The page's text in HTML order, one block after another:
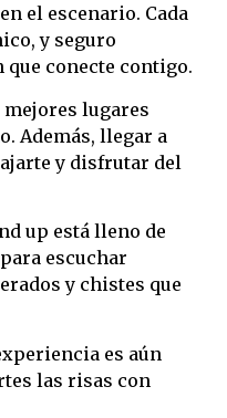
el escenario. Cada
y seguro
conecte contigo.
mejores lugares
Además, llegar a
y disfrutar del
up está lleno de
escuchar
y chistes que
es aún
las risas con